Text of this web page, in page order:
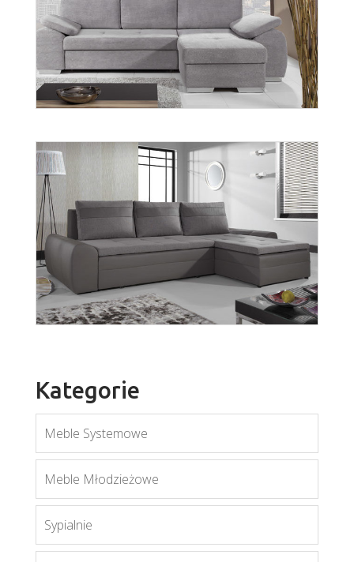
Oslo
Więcej
Enzo 3
Więcej
Kategorie
Meble Systemowe
Meble Młodzieżowe
Sypialnie